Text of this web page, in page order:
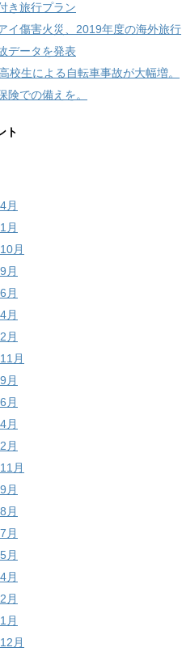
き旅行プラン
イ傷害火災、2019年度の海外旅行
データを発表
校生による自転車事故が大幅増。
険での備えを。
ト
月
月
月
月
月
月
月
月
月
月
月
月
月
月
月
月
月
月
月
月
月